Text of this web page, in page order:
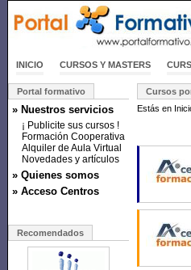
INICIO CURSOS Y MASTERS
Portal formativo
» Nuestros servicios
¡ Publicite sus cursos !
Formación Cooperativa
Alquiler de Aula Virtual
Novedades y artículos
» Quienes somos
» Acceso Centros
Recomendados
Cursos
Estás en